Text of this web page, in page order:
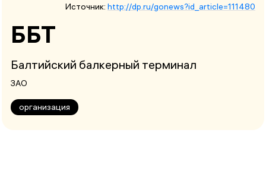
Источник: http://dp.ru/gonews?id_article=111480
ББТ
Балтийский балкерный терминал
ЗАО
организация